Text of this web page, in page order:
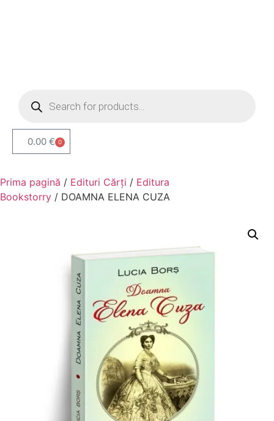
0.00 € 0
Prima pagină / Edituri Cărți / Editura
Bookstorry / DOAMNA ELENA CUZA